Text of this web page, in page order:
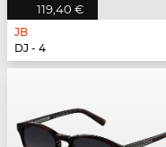
119,40 €
JB
DJ - 4